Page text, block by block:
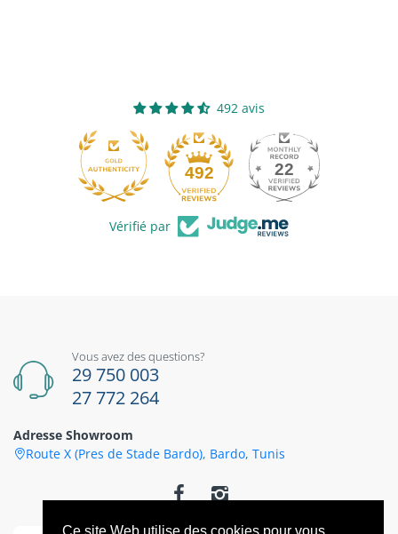
Ce site Web utilise des cookies pour vous
492 avis
492 22
Vérifié par
Vous avez des questions?
29 750 003
27 772 264
Adresse Showroom
Route X (Pres de Stade Bardo), Bardo, Tunis